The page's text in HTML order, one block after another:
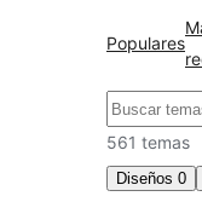
Populares
Buscar
561 temas
Diseños 0